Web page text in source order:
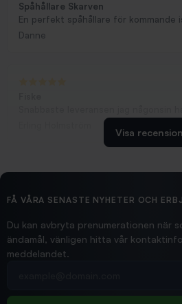
Spåhållare Skarven
En perfekt spåhållare för kommande
Danne
Hittade exakt vad jag behövde.
Visa
FÅ VÅRA SENASTE NYHETER OCH
Du kan avbryta prenumerationen när
ändamål, vänligen hitta vår
meddelandet.